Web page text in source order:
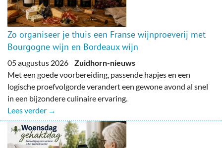
Zo organiseer je thuis een Franse wijnproeverij met
Bourgogne wijn en Bordeaux wijn
05 augustus 2026 Zuidhorn-nieuws
Met een goede voorbereiding, passende hapjes en een
logische proefvolgorde verandert een gewone avond al snel
in een bijzondere culinaire ervaring.
Lees verder →